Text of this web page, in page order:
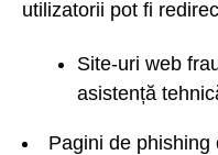
utilizatorii pot fi
Site-uri web
asistență
Pagini de